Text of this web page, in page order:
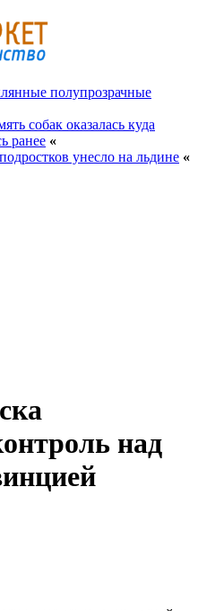
полупрозрачные
собак оказалась куда
ранее «
унесло на льдине «
над